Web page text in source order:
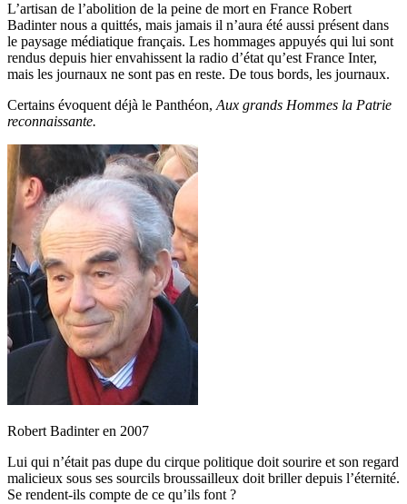
L’artisan de l’abolition de la peine de mort en France Robert
Badinter nous a quittés, mais jamais il n’aura été aussi présent dans
le paysage médiatique français. Les hommages appuyés qui lui sont
rendus depuis hier envahissent la radio d’état qu’est France Inter,
mais les journaux ne sont pas en reste. De tous bords, les journaux.
Certains évoquent déjà le Panthéon, Aux grands Hommes la Patrie
reconnaissante.
Robert Badinter en 2007
Lui qui n’était pas dupe du cirque politique doit sourire et son regard
malicieux sous ses sourcils broussailleux doit briller depuis l’éternité.
Se rendent-ils compte de ce qu’ils font ?